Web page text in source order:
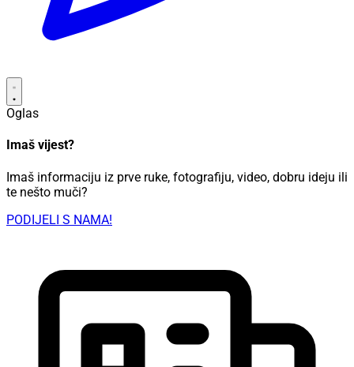
Oglas
Imaš vijest?
Imaš informaciju iz prve ruke, fotografiju, video, dobru ideju ili
te nešto muči?
PODIJELI S NAMA!